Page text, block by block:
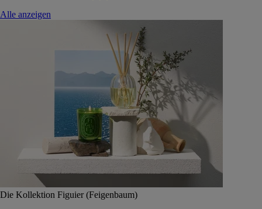
Alle anzeigen
Die Kollektion Figuier (Feigenbaum)